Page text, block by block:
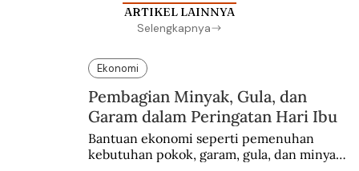
ARTIKEL LAINNYA
Selengkapnya
Ekonomi
Pembagian Minyak, Gula, dan
Garam dalam Peringatan Hari Ibu
Bantuan ekonomi seperti pemenuhan
kebutuhan pokok, garam, gula, dan minyak